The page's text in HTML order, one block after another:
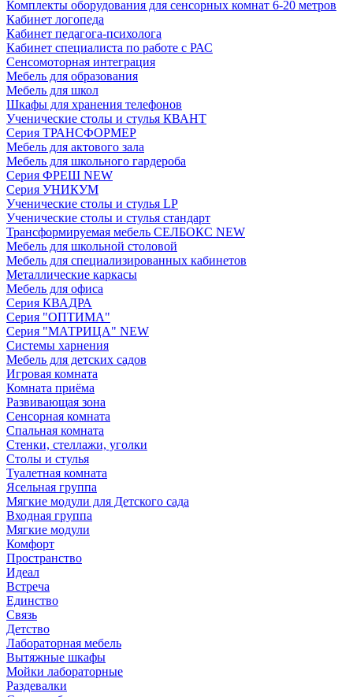
Комплекты оборудования для сенсорных комнат 6-20 метров
Кабинет логопеда
Кабинет педагога-психолога
Кабинет специалиста по работе с РАС
Сенсомоторная интеграция
Мебель для образования
Мебель для школ
Шкафы для хранения телефонов
Ученические столы и стулья КВАНТ
Серия ТРАНСФОРМЕР
Мебель для актового зала
Мебель для школьного гардероба
Серия ФРЕШ NEW
Серия УНИКУМ
Ученические столы и стулья LP
Ученические столы и стулья стандарт
Трансформируемая мебель СЕЛБОКС NEW
Мебель для школьной столовой
Мебель для специализированных кабинетов
Металлические каркасы
Мебель для офиса
Серия КВАДРА
Серия "ОПТИМА"
Серия "МАТРИЦА" NEW
Системы харнения
Мебель для детских садов
Игровая комната
Комната приёма
Развивающая зона
Сенсорная комната
Спальная комната
Стенки, стеллажи, уголки
Столы и стулья
Туалетная комната
Ясельная группа
Мягкие модули для Детского сада
Входная группа
Мягкие модули
Комфорт
Пространство
Идеал
Встреча
Единство
Связь
Детство
Лабораторная мебель
Вытяжные шкафы
Мойки лабораторные
Раздевалки